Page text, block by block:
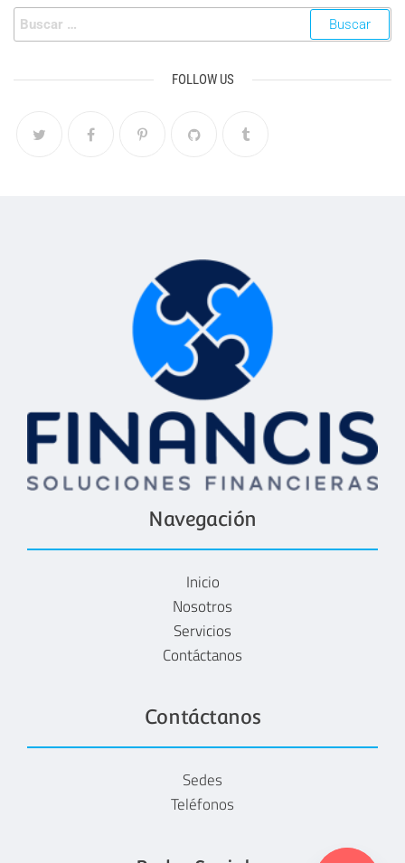
FOLLOW US
Navegación
Inicio
Nosotros
Servicios
Contáctanos
Contáctanos
Sedes
Teléfonos
y